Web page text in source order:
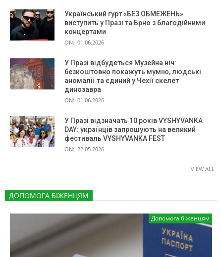
Український гурт «БЕЗ ОБМЕЖЕНЬ»
виступить у Празі та Брно з благодійними
концертами
ON: 01.06.2026
У Празі відбудеться Музейна ніч:
безкоштовно покажуть мумію, людські
аномалії та єдиний у Чехії скелет
динозавра
ON: 01.06.2026
У Празі відзначать 10 років VYSHYVANKA
DAY: українців запрошують на великий
фестиваль VYSHYVANKA FEST
ON: 22.05.2026
VIEW ALL
ДОПОМОГА БІЖЕНЦЯМ
Допомога біженцям